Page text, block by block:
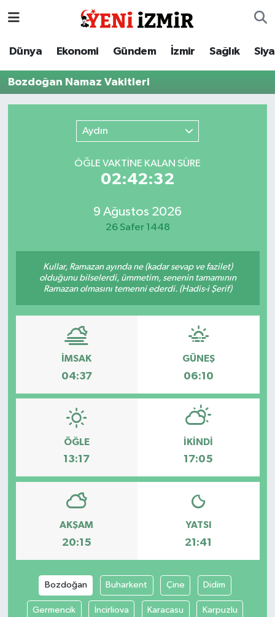
Dünya Ekonomi Gündem İzmir Sağlık
Bozdoğan Namaz Vakitleri
Aydın
ÖĞLE VAKTİNE KALAN SÜRE
02:42:32
9 Ağustos 2026
26 Safer 1448
Kullar, Ramazan ayında ne (kadar sevap ve fazilet)
olduğunu bilselerdi, ümmetim, senenin tamamının
Ramazan olmasını temenni ederdi. (Hadis-i Şerif)
İMSAK
04:37
GÜNEŞ
06:10
ÖĞLE
13:17
İKINDI
17:05
AKŞAM
20:15
YATSI
21:41
Bozdoğan Buharkent Çine Didim
Germencik İncirliova Karacasu Karpuzlu
Dünya
Ekonomi
Resmi İlanlar
Teknoloji
Tatil ve Seyahat
Okul Gazetesi
İzmir Nöbetçi Eczaneler
İzmir Hava Durumu
İzmir Trafik Yoğunluk Haritası
Süper Lig Puan Durumu ve Fikstür
Haber Arşivi